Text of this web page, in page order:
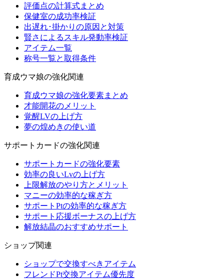
評価点の計算式まとめ
保健室の成功率検証
出遅れ･掛かりの原因と対策
賢さによるスキル発動率検証
アイテム一覧
称号一覧と取得条件
育成ウマ娘の強化関連
育成ウマ娘の強化要素まとめ
才能開花のメリット
覚醒LVの上げ方
夢の煌めきの使い道
サポートカードの強化関連
サポートカードの強化要素
効率の良いLvの上げ方
上限解放のやり方とメリット
マニーの効率的な稼ぎ方
サポートPtの効率的な稼ぎ方
サポート応援ボーナスの上げ方
解放結晶のおすすめサポート
ショップ関連
ショップで交換すべきアイテム
フレンドPt交換アイテム優先度